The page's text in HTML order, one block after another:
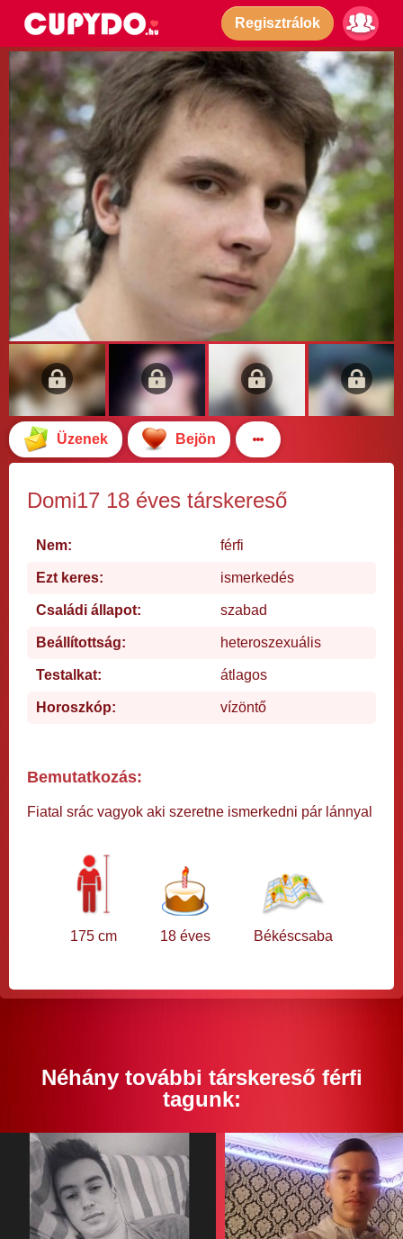
Regisztrálok
Üzenek Bejön
Domi17 18 éves társkereső
Nem: férfi
Ezt keres: ismerkedés
Családi állapot: szabad
Beállítottság: heteroszexuális
Testalkat: átlagos
Horoszkóp: vízöntő
Bemutatkozás:
Fiatal srác vagyok aki szeretne ismerkedni pár lánnyal
175 cm 18 éves Békéscsaba
Néhány további társkereső férfi
tagunk: